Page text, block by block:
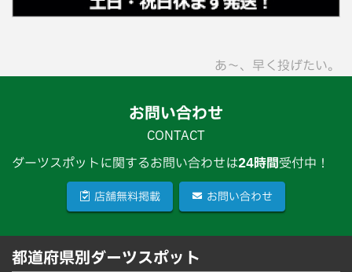
あ〜、早く投げたい。
お問い合わせ
CONTACT
ダーツスポットに関するお問い合わせは24時間受付中！
店舗無料掲載 お問い合わせ
都道府県別ダーツスポット